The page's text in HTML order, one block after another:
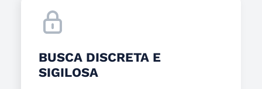
BUSCA DISCRETA E
SIGILOSA